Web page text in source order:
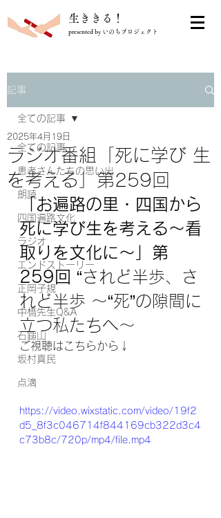
​生ききる！
presented by いのちプロジェクト
記事
全ての記事
患者さんたちの思い出
朗読
四国遍路文化
ラジオ
エンドストーリー
正岡子規
中橋先生Q&A
石鎚山
坂村真民
点滴
全ての記事
ラジオ番組「死に学び 生
を考える」第259回
2025年4月19日
「お遍路の里・四国から
死に学び生を考える～看
取りを文化に～ 」第
259回 “されど半歩、さ
れど半歩 〜“死”の隙間に
立つ私たちへ〜
ご視聴はこちらから↓
https://video.wixstatic.com/video/19f2
d5_8f3c046714f844169cb322d3c4
c73b8c/720p/mp4/file.mp4